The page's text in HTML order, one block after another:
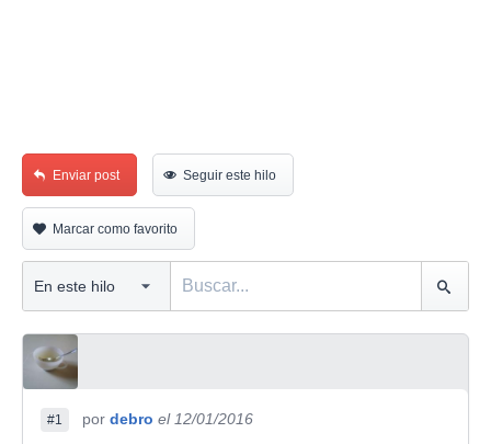
Enviar post Seguir este hilo
Marcar como favorito
#1 por debro el 12/01/2016